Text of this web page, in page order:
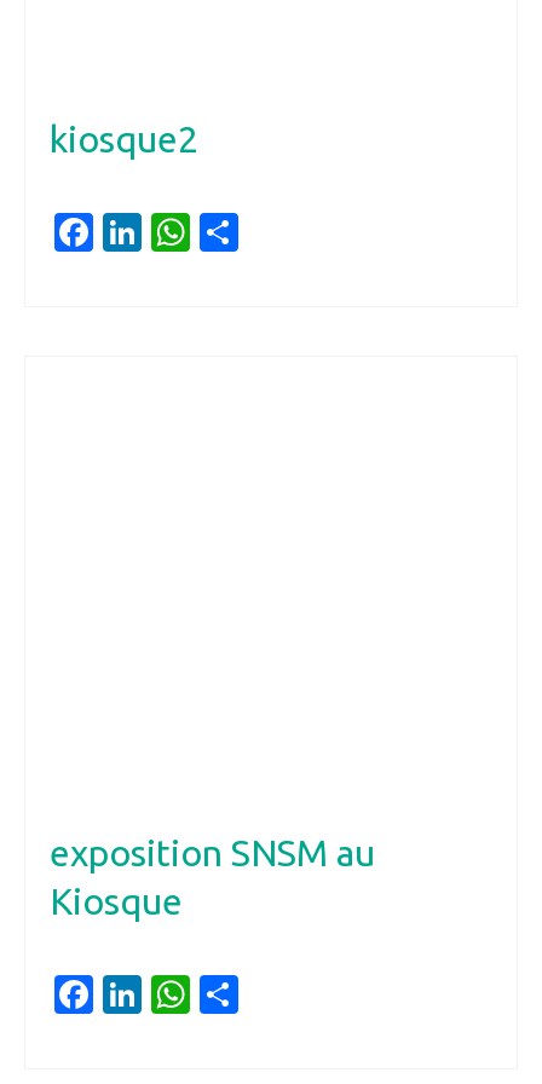
kiosque2
Facebook
LinkedIn
WhatsApp
exposition SNSM au
Kiosque
Facebook
LinkedIn
WhatsApp